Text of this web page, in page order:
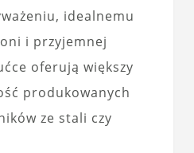
idealnemu
i przyjemnej
oferują większy
produkowanych
ze stali czy